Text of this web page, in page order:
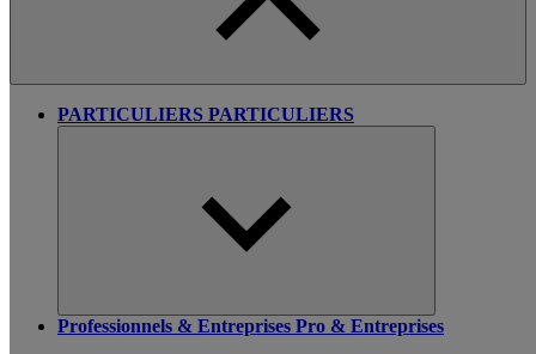
PARTICULIERS PARTICULIERS
Professionnels & Entreprises Pro & Entreprises